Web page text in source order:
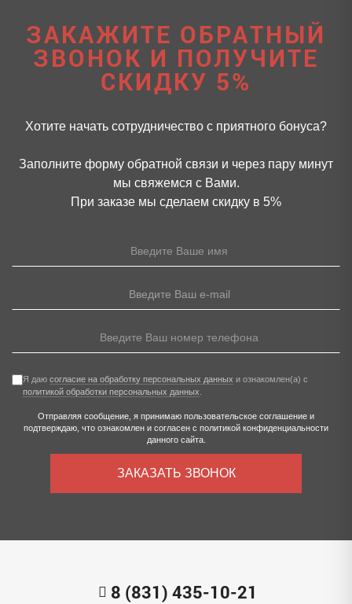
ЗАКАЖИТЕ ОБРАТНЫЙ
ЗВОНОК И ПОЛУЧИТЕ
СКИДКУ 5%
Хотите начать сотрудничество с приятного бонуса?
Заполните форму обратной связи и через пару минут
мы свяжемся с Вами.
При заказе мы сделаем скидку в 5%
Я даю согласие на обработку персональных данных и ознакомлен(а) с
политикой обработки персональных данных
Отправляя сообщение, я принимаю пользовательское соглашение и
подтверждаю, что ознакомлен и согласен с политикой конфиденциальности
данного сайта.
ЗАКАЗАТЬ ЗВОНОК
8 (831) 435-10-21